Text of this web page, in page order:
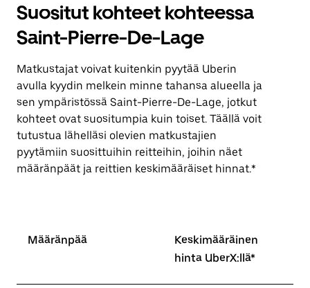
Suositut kohteet kohteessa
Saint-Pierre-De-Lage
Matkustajat voivat kuitenkin pyytää Uberin
avulla kyydin melkein minne tahansa alueella ja
sen ympäristössä Saint-Pierre-De-Lage, jotkut
kohteet ovat suositumpia kuin toiset. Täällä voit
tutustua lähelläsi olevien matkustajien
pyytämiin suosittuihin reitteihin, joihin näet
määränpäät ja reittien keskimääräiset hinnat.*
Määränpää
Keskimääräinen
hinta UberX:llä*